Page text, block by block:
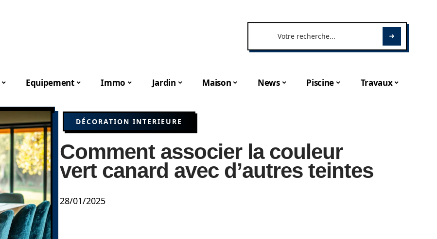
Equipement Immo Jardin Maison News Piscine Travaux
DÉCORATION INTERIEURE
Comment associer la couleur
vert canard avec d’autres teintes
28/01/2025